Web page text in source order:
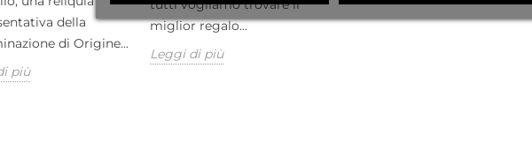
della
di Origine...
più
tutti vogliamo trovare il
miglior regalo...
Leggi di più